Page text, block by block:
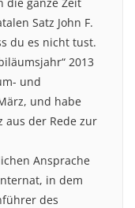
Satz John F.
du es nicht tust.
2013
und
und habe
aus der Rede zur
Ansprache
in dem
des